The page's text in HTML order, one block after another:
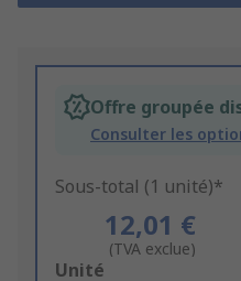
Offre groupée
Consulter les
Sous-total (1 unité)*
12,01 €
(TVA exclue)
Add
Unité